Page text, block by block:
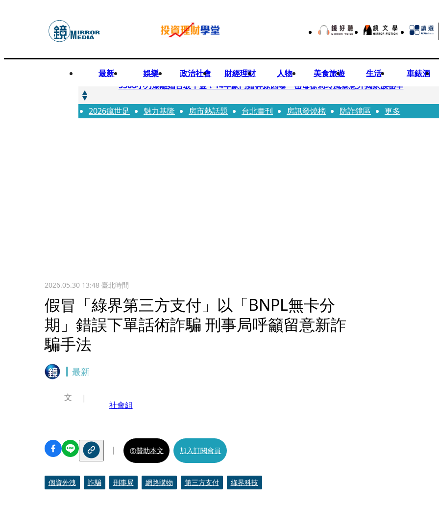
最新 娛樂 政治社會 財經理財 人物 美食旅遊 生活 車錶酒
快訊
5566小刀爆離婚台玻千金！14年豪門婚碎原因曝 岳母徐莉玲風暴意外揭家族祕辛
快訊
徐莉玲喪子劇變／徐莉玲「巨大哀傷足不出戶」 解密長子身世
2026瘋世足 魅力基隆 房市熱話題 台北畫刊 房訊發燒榜 防詐鏡區 更多
2026.05.30 13:48臺北時間
假冒「綠界第三方支付」以「BNPL無卡分
期」錯誤下單話術詐騙 刑事局呼籲留意新詐
騙手法
最新
文
社會組
贊助本文 加入訂閱會員
個資外洩 詐騙 刑事局 網路購物 第三方支付 綠界科技